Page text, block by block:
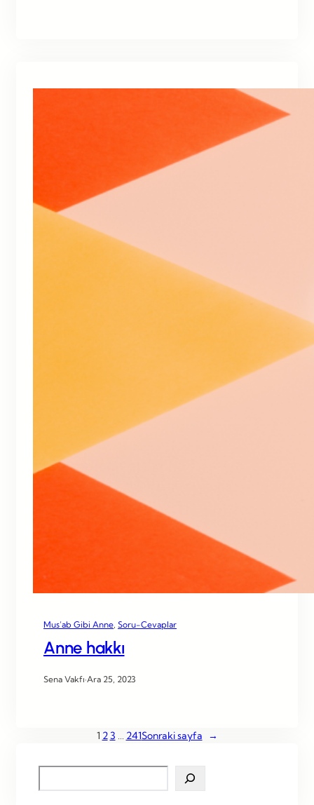
Mus’ab Gibi Anne Soru-Cevaplar
Anne hakkı
Sena Vakfı·Ara 25, 2023
1 23 … 241Sonraki sayfa →
e